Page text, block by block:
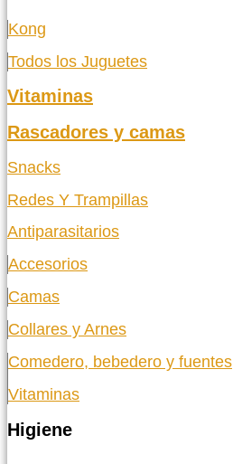
Kong
Todos los Juguetes
Vitaminas
Rascadores y camas
Snacks
Redes Y Trampillas
Antiparasitarios
Accesorios
Camas
Collares y Arnes
Comedero, bebedero y fuentes
Vitaminas
Higiene